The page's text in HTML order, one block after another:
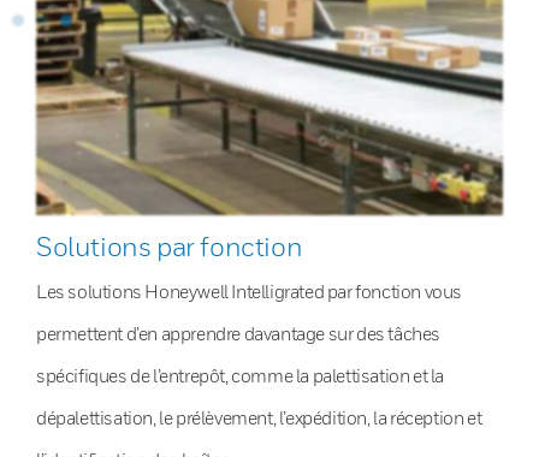
Solutions par fonction
Les solutions Honeywell Intelligrated par fonction vous
permettent d’en apprendre davantage sur des tâches
spécifiques de l’entrepôt, comme la palettisation et la
dépalettisation, le prélèvement, l’expédition, la réception et